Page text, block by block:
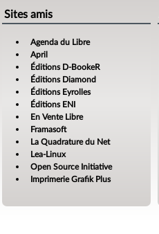
Sites amis
Agenda du Libre
April
Éditions D-BookeR
Éditions Diamond
Éditions Eyrolles
Éditions ENI
En Vente Libre
Framasoft
La Quadrature du Net
Lea-Linux
Open Source Initiative
Imprimerie Grafik Plus